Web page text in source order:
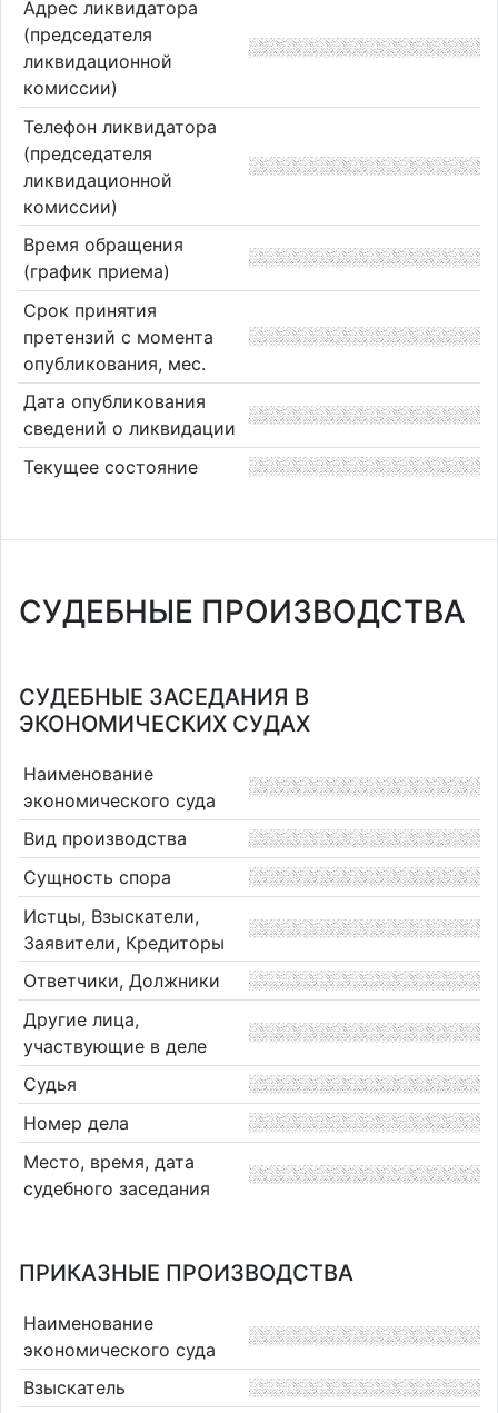
Адрес ликвидатора
(председателя
ликвидационной
комиссии)
Телефон ликвидатора
(председателя
ликвидационной
комиссии)
Время обращения
(график приема)
Срок принятия
претензий с момента
опубликования, мес.
Дата опубликования
сведений о ликвидации
Текущее состояние
СУДЕБНЫЕ ПРОИЗВОДСТВА
СУДЕБНЫЕ ЗАСЕДАНИЯ В
ЭКОНОМИЧЕСКИХ СУДАХ
Наименование
экономического суда
Вид производства
Сущность спора
Истцы, Взыскатели,
Заявители, Кредиторы
Ответчики, Должники
Другие лица,
участвующие в деле
Судья
Номер дела
Место, время, дата
судебного заседания
ПРИКАЗНЫЕ ПРОИЗВОДСТВА
Наименование
экономического суда
Взыскатель